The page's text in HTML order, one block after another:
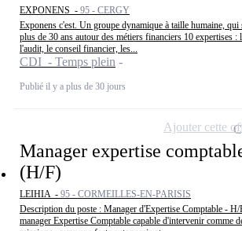
EXPONENS - 95 - CERGY
Exponens c'est. Un groupe dynamique à taille humaine, qui
plus de 30 ans autour des métiers financiers 10 expertises :
l'audit, le conseil financier, les...
CDI - Temps plein
Publié il y a plus de 30 jours
Manager expertise
(H/F)
LEIHIA - 95 - CORMEILLES-EN-PARISIS
Description du poste : Manager d'Expertise Comptable -
manager Expertise Comptable capable d'intervenir comme
Ajouter cette